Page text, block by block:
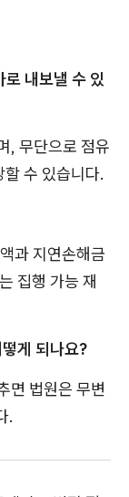
내보낼 수 있
, 무단으로 점유
수 있습니다.
과 지연손해금
집행 가능 재
게 되나요?
면 법원은 무변
.